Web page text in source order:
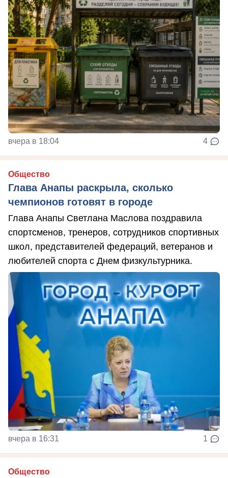
вчера в 18:04 4
Общество
Глава Анапы раскрыла, сколько
чемпионов готовят в городе
Глава Анапы Светлана Маслова поздравила
спортсменов, тренеров, сотрудников спортивных
школ, представителей федераций, ветеранов и
любителей спорта с Днем физкультурника.
вчера в 16:31 1
Общество